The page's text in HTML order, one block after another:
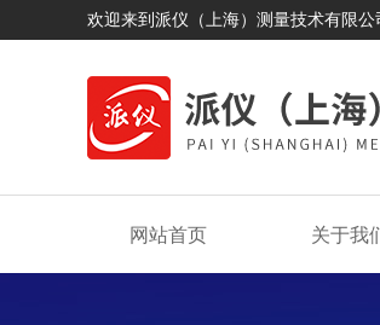
欢迎来到派仪（上海）测量技术有限公
网站首页 关于我